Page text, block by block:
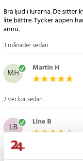
- Färg: Ghost Black
- Anslutning: Bluetooth 5.3
- Ljudteknik: JBL Pure
- Frekvensomfång: 20–20
- Impedans: 16 ohm
- Brusreducering:
- Mikrofon: Inbyggd, 4
- Batteritid hörlurar: Upp
- Total batteritid: Upp till
- Batterikapacitet
- Batterikapacitet
Bra ljud i lurarna. De sitter
lite bättre. Tycker appen
ännu.
3 månader sedan
MH Martin H
2 veckor sedan
LB Line B
3 veckor sedan